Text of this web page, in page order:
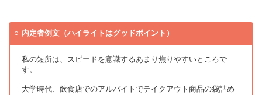
内定者例文（ハイライトはグッドポイント）
私の短所は、スピードを意識するあまり焦りやすいところで
す。
大学時代、飲食店でのアルバイトでテイクアウト商品の袋詰め